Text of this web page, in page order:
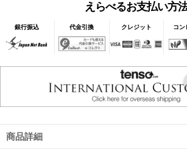
えらべるお支払い方
銀行振込 代金引換 クレジット コン
商品詳細